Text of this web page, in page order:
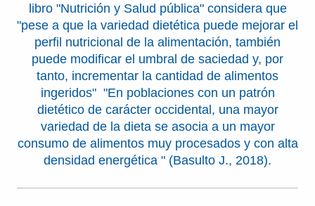
libro "Nutrición y Salud pública" considera que
"pese a que la variedad dietética puede mejorar el
perfil nutricional de la alimentación, también
puede modificar el umbral de saciedad y, por
tanto, incrementar la cantidad de alimentos
ingeridos" "En poblaciones con un patrón
dietético de carácter occidental, una mayor
variedad de la dieta se asocia a un mayor
consumo de alimentos muy procesados y con alta
densidad energética " (Basulto J., 2018).